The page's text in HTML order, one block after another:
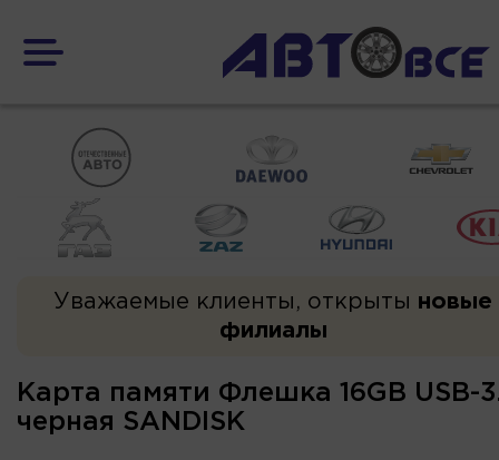
Уважаемые клиенты, открыты новые
филиалы
Карта памяти Флешка 16GB USB-
черная SANDISK